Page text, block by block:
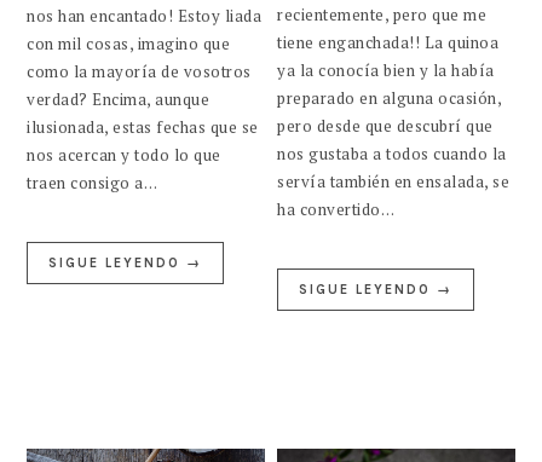
nos han encantado! Estoy liada
con mil cosas, imagino que
como la mayoría de vosotros
verdad? Encima, aunque
ilusionada, estas fechas que se
nos acercan y todo lo que
traen consigo a…
SIGUE LEYENDO →
recientemente, pero que me
tiene enganchada!! La quinoa
ya la conocía bien y la había
preparado en alguna ocasión,
pero desde que descubrí que
nos gustaba a todos cuando la
servía también en ensalada, se
ha convertido…
SIGUE LEYENDO →